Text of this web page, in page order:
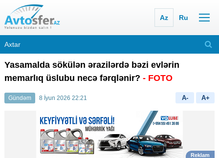
Az Ru
Yasamalda sökülən ərazilərdə bəzi evlərin
memarlıq üslubu necə fərqlənir? - FOTO
Gündəm 8 İyun 2026 22:21 A- A+